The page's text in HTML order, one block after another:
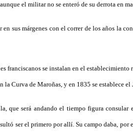
el militar no se enteró de su derrota en
sus márgenes con el correr de los años la
se instalan en el
Curva de Maroñas, y en 1835 se establece
que será andando el tiempo figura
ser el primero por allí. Su campo daba,